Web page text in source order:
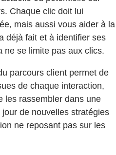
Chaque clic doit lui
mais aussi vous aider à la
déjà fait et à identifier ses
ne se limite pas aux clics.
parcours client permet de
de chaque interaction,
les rassembler dans une
de nouvelles stratégies
ne reposant pas sur les